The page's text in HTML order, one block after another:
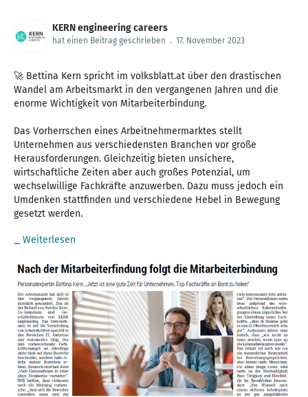
KERN engineering careers
hat einen Beitrag geschrieben . 17. November 2023
🚀 Bettina Kern spricht im volksblatt.at über den drastischen
Wandel am Arbeitsmarkt in den vergangenen Jahren und die
enorme Wichtigkeit von Mitarbeiterbindung.
Das Vorherrschen eines Arbeitnehmermarktes stellt
Unternehmen aus verschiedensten Branchen vor große
Herausforderungen. Gleichzeitig bieten unsichere,
wirtschaftliche Zeiten aber auch großes Potenzial, um
wechselwillige Fachkräfte anzuwerben. Dazu muss jedoch ein
Umdenken stattfinden und verschiedene Hebel in Bewegung
gesetzt werden.
... Weiterlesen